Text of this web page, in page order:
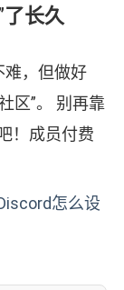
了长久
难，但做好
区”。 别再靠
！成员付费
怎么设